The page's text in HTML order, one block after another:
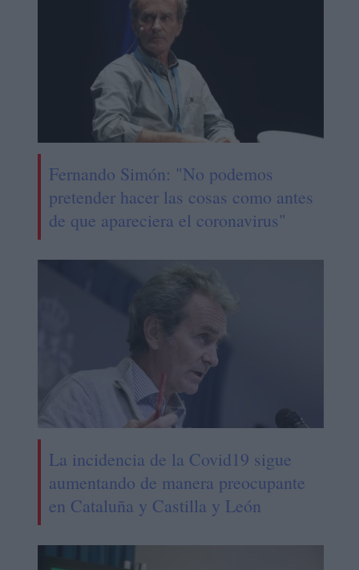
Fernando Simón: "No podemos
pretender hacer las cosas como antes
de que apareciera el coronavirus"
La incidencia de la Covid19 sigue
aumentando de manera preocupante
en Cataluña y Castilla y León